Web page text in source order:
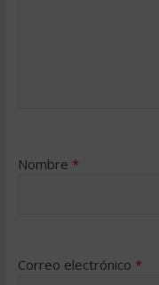
Nombre *
Correo electrónico *